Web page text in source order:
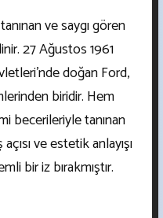
ve saygı gören
27 Ağustos 1961
doğan Ford,
biridir. Hem
becerileriyle tanınan
ve estetik anlayışı
bir iz bırakmıştır.